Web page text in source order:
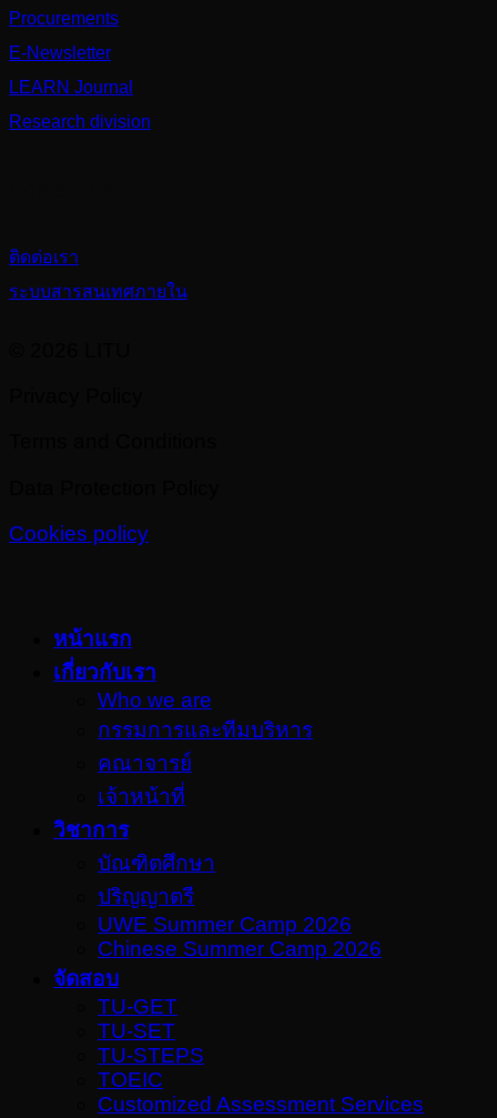
Procurements
E-Newsletter
LEARN Journal
Research division
ติดต่อเรา
ระบบสารสนเทศภายใน
Cookies policy
หน้าแรก
เกี่ยวกับเรา
Who we are
กรรมการและทีมบริหาร
คณาจารย์
เจ้าหน้าที่
วิชาการ
บัณฑิตศึกษา
ปริญญาตรี
UWE Summer Camp 2026
Chinese Summer Camp 2026
จัดสอบ
TU-GET
TU-SET
TU-STEPS
TOEIC
Customized Assessment Services